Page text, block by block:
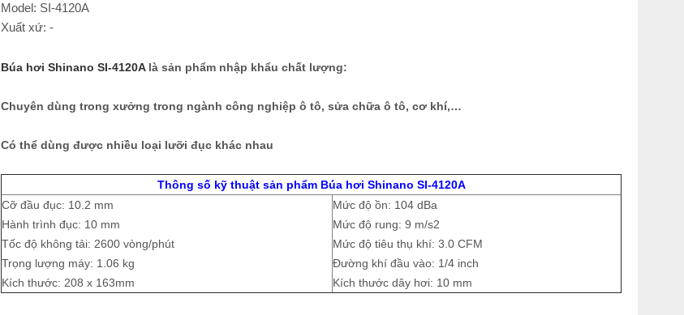
Model: SI-4120A
Xuất xứ: -
Búa hơi Shinano SI-4120Alà sản phẩm nhập khẩu chất lượng:
Chuyên dùng trong xưởng trong ngành công nghiệp ô tô, sửa chữa ô tô, cơ khí,…
Có thể dùng được nhiều loại lưỡi đục khác nhau
Thông số kỹ thuật sản phẩm Búa hơi Shinano SI-4120A
Cỡ đầu đục: 10.2 mm
Hành trình đục: 10 mm
Tốc độ không tải: 2600 vòng/phút
Trọng lượng máy: 1.06 kg
Kích thước: 208 x 163mm
Mức độ ồn: 104 dBa
Mức độ rung: 9 m/s2
Mức độ tiêu thụ khí: 3.0 CFM
Đường khí đầu vào: 1/4 inch
Kích thước dây hơi: 10 mm